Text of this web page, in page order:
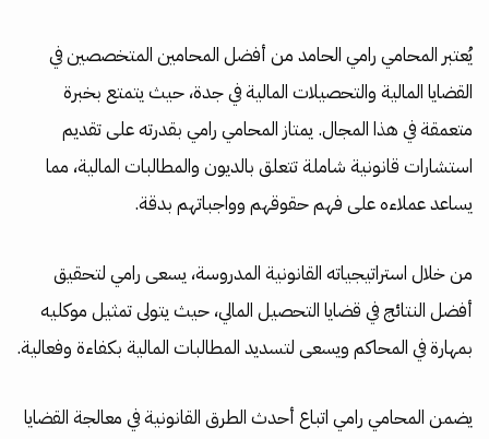
يُعتبر المحامي رامي الحامد من أفضل المحامين المتخصصين في
القضايا المالية والتحصيلات المالية في جدة، حيث يتمتع بخبرة
متعمقة في هذا المجال. يمتاز المحامي رامي بقدرته على تقديم
استشارات قانونية شاملة تتعلق بالديون والمطالبات المالية، مما
يساعد عملاءه على فهم حقوقهم وواجباتهم بدقة.
من خلال استراتيجياته القانونية المدروسة، يسعى رامي لتحقيق
أفضل النتائج في قضايا التحصيل المالي، حيث يتولى تمثيل موكليه
بمهارة في المحاكم ويسعى لتسديد المطالبات المالية بكفاءة وفعالية.
يضمن المحامي رامي اتباع أحدث الطرق القانونية في معالجة القضايا